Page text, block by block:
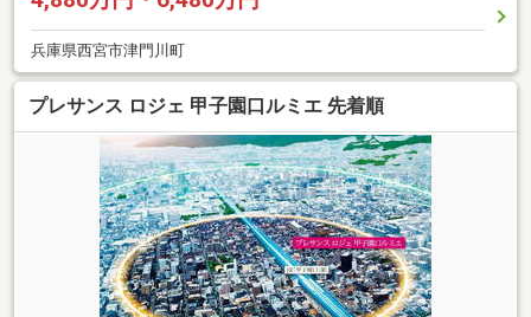
兵庫県西宮市津門川町
プレサンス ロジェ 甲子園口ルミエ 先着順